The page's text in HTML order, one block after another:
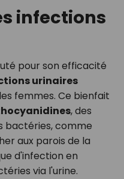
infections
pour son efficacité
urinaires
femmes. Ce bienfait
, des
bactéries, comme
aux parois de la
d'infection en
via l'urine.